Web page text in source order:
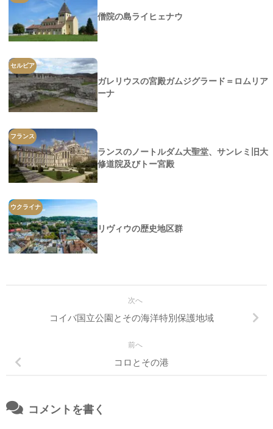
僧院の島ライヒェナウ
セルビア
ガレリウスの宮殿ガムジグラード＝ロムリア
ーナ
フランス
ランスのノートルダム大聖堂、サンレミ旧大
修道院及びトー宮殿
ウクライナ
リヴィウの歴史地区群
次へ
コイバ国立公園とその海洋特別保護地域
前へ
コロとその港
コメントを書く